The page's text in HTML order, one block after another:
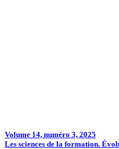
Volume 14, numéro 3, 2025
Les sciences de la formation.